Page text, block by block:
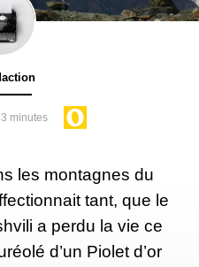
3 minutes
les montagnes du
tant, que le
a perdu la vie ce
d’un Piolet d’or